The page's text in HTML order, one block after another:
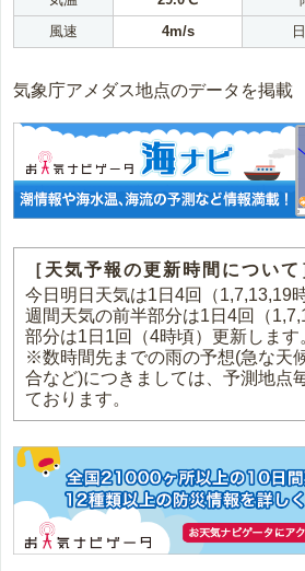
風速
4m/s
気象庁アメダス地点のデータを掲載
［天気予報の更新時間について
今日明日天気は1日4回（1,7,13,19
週間天気の前半部分は1日4回（
部分は1日1回（4時頃）更新します
※数時間先までの雨の予想(急な天
合など)につきましては、予測地点
ております。